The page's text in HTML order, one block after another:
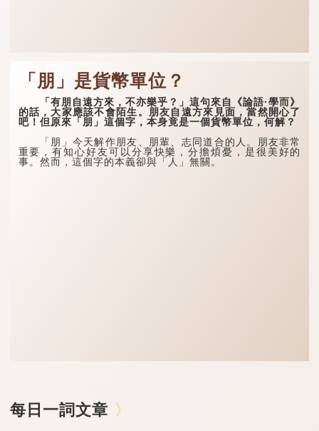
「朋」是貨幣單位？
「有朋自遠方來，不亦樂乎？」這句來自《論語·學而》
的話，大家應該不會陌生。朋友自遠方來見面，當然開心了
吧！但原來「朋」這個字，本身竟是一個貨幣單位，何解？
「朋」今天解作朋友、朋輩、志同道合的人。朋友非常
重要，有知心好友可以分享快樂，分擔煩憂，是很美好的
事。然而，這個字的本義卻與「人」無關。
每日一詞文章